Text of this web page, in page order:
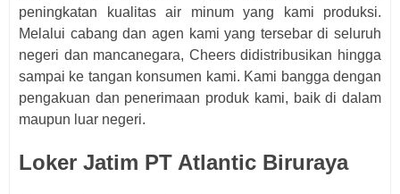
peningkatan kualitas air minum yang kami produksi.
Melalui cabang dan agen kami yang tersebar di seluruh
negeri dan mancanegara, Cheers didistribusikan hingga
sampai ke tangan konsumen kami. Kami bangga dengan
pengakuan dan penerimaan produk kami, baik di dalam
maupun luar negeri.
Loker Jatim PT Atlantic Biruraya